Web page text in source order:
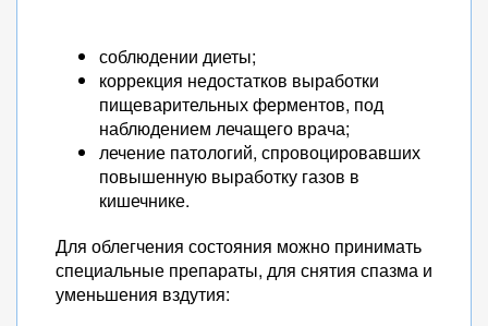
соблюдении диеты;
коррекция недостатков выработки
пищеварительных ферментов, под
наблюдением лечащего врача;
лечение патологий, спровоцировавших
повышенную выработку газов в
кишечнике.
Для облегчения состояния можно принимать
специальные препараты, для снятия спазма и
уменьшения вздутия: